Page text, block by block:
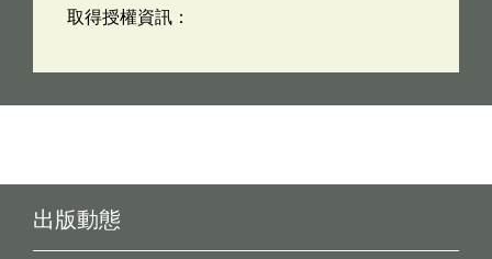
取得授權資訊：
出版動態